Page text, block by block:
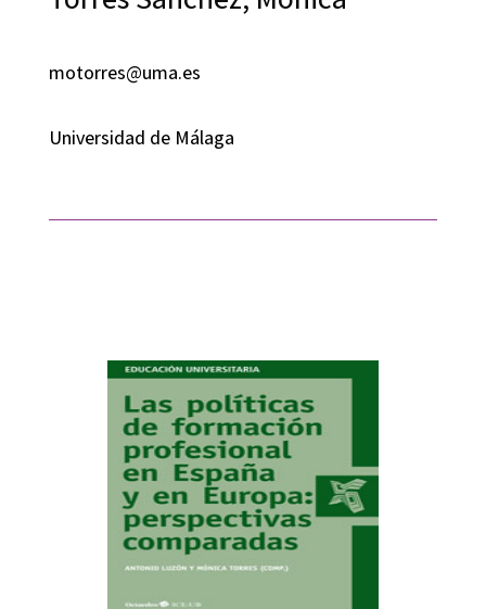
motorres@uma.es
Universidad de Málaga